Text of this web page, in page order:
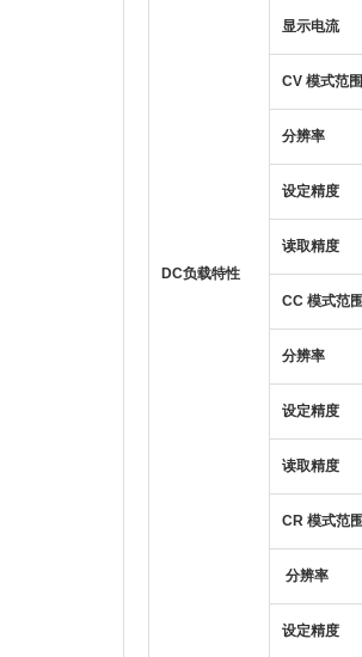
DC负载特性
显示电流
CV 模式范围
分辨率
设定精度
读取精度
CC 模式范
分辨率
设定精度
读取精度
CR 模式范
分辨率
设定精度